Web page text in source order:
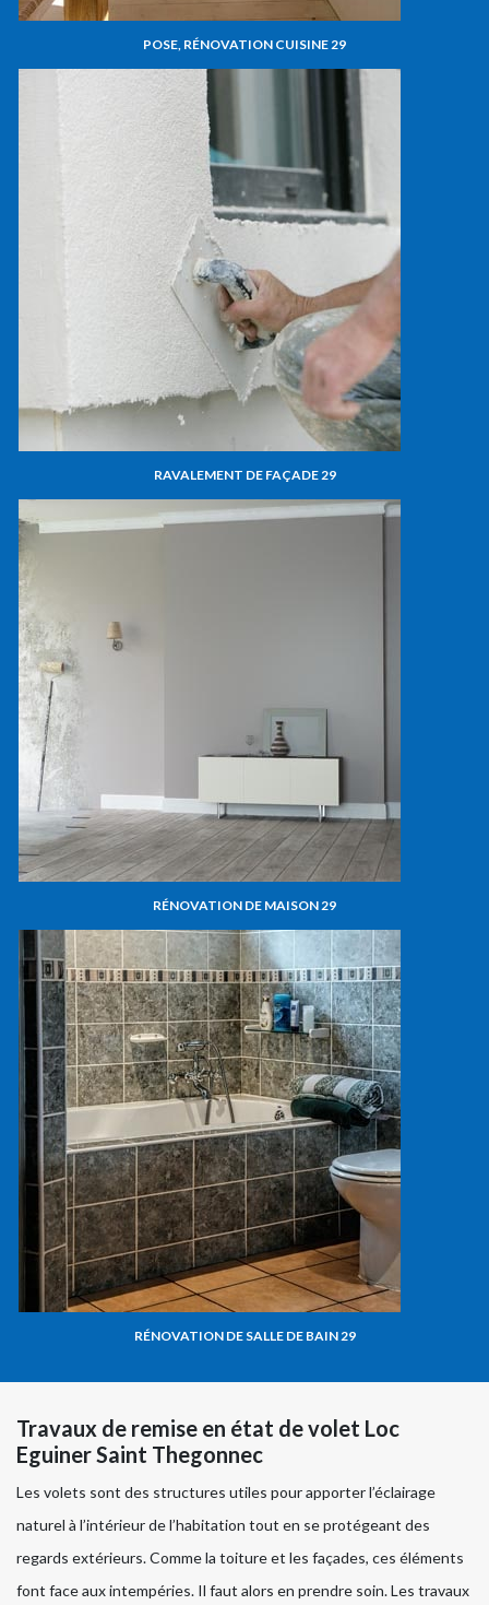
POSE, RÉNOVATION CUISINE 29
RAVALEMENT DE FAÇADE 29
RÉNOVATION DE MAISON 29
RÉNOVATION DE SALLE DE BAIN 29
Travaux de remise en état de volet Loc
Eguiner Saint Thegonnec
Les volets sont des structures utiles pour apporter l’éclairage
naturel à l’intérieur de l’habitation tout en se protégeant des
regards extérieurs. Comme la toiture et les façades, ces éléments
font face aux intempéries. Il faut alors en prendre soin. Les travaux